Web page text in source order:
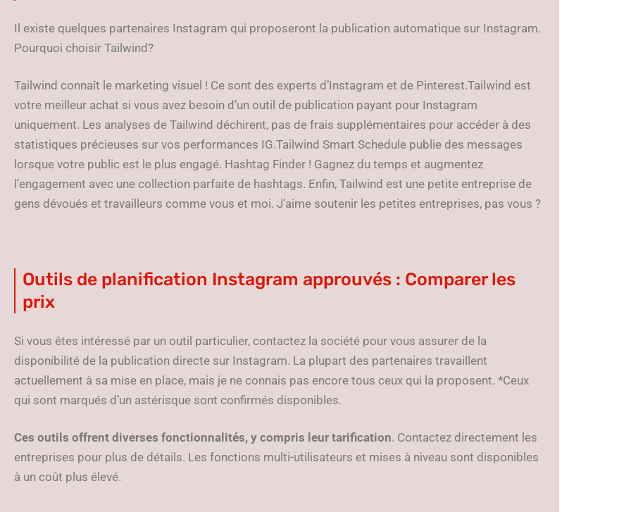
Il existe quelques partenaires Instagram qui proposeront la publication automatique sur Instagram.
Pourquoi choisir Tailwind?
Tailwind connaît le marketing visuel ! Ce sont des experts d’Instagram et de Pinterest.Tailwind est
votre meilleur achat si vous avez besoin d’un outil de publication payant pour Instagram
uniquement. Les analyses de Tailwind déchirent, pas de frais supplémentaires pour accéder à des
statistiques précieuses sur vos performances IG.Tailwind Smart Schedule publie des messages
lorsque votre public est le plus engagé. Hashtag Finder ! Gagnez du temps et augmentez
l’engagement avec une collection parfaite de hashtags. Enfin, Tailwind est une petite entreprise de
gens dévoués et travailleurs comme vous et moi. J’aime soutenir les petites entreprises, pas vous ?
Outils de planification Instagram approuvés : Comparer les
prix
Si vous êtes intéressé par un outil particulier, contactez la société pour vous assurer de la
disponibilité de la publication directe sur Instagram. La plupart des partenaires travaillent
actuellement à sa mise en place, mais je ne connais pas encore tous ceux qui la proposent. *Ceux
qui sont marqués d’un astérisque sont confirmés disponibles.
Ces outils offrent diverses fonctionnalités, y compris leur tarification. Contactez directement les
entreprises pour plus de détails. Les fonctions multi-utilisateurs et mises à niveau sont disponibles
à un coût plus élevé.